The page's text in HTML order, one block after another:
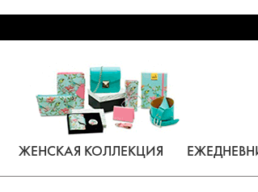
ЖЕНСКАЯ КОЛЛЕКЦИЯ